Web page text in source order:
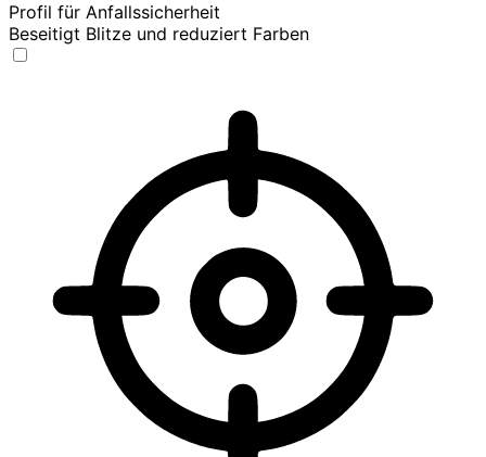
Profil für Anfallssicherheit
Beseitigt Blitze und reduziert Farben